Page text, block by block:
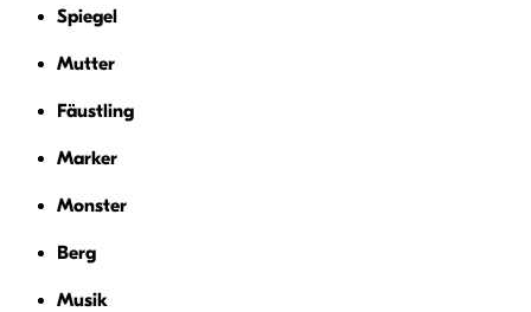
Spiegel
Mutter
Fäustling
Marker
Monster
Berg
Musik